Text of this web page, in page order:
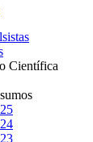
Científica